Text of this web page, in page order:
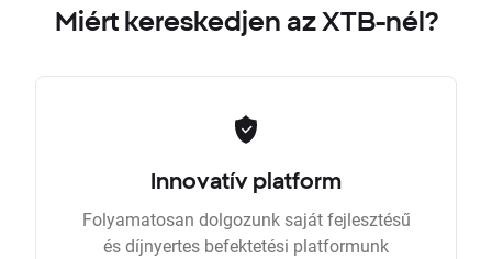
Miért kereskedjen az XTB-nél?
Innovatív platform
Folyamatosan dolgozunk saját fejlesztésű
és díjnyertes befektetési platformunk